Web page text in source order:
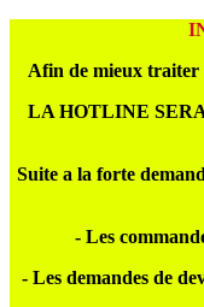
Afin de mieux traiter
LA HOTLINE
Suite a la forte
- Les
- Les demandes de